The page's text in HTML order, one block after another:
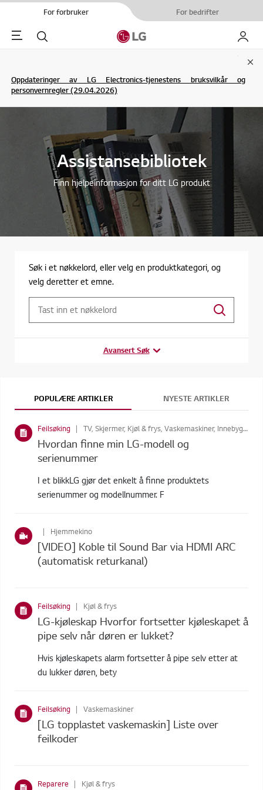
For forbruker For bedrifter
Menu Søk My LG
Oppdateringer av LG Electronics-tjenestens bruksvilkår og
personvernregler (29.04.2026)
Assistansebibliotek
Finn hjelpeinformasjon for ditt LG produkt
Søk i et nøkkelord, eller velg en produktkategori, og
velg deretter et emne.
Avansert Søk
POPULÆRE ARTIKLER NYESTE ARTIKLER
Feilsøking TV, Skjermer, Kjøl & frys, Vaskemaskiner, Innebygde produkter, Kjøle og varmepumper for ditt hjem, Hjemmekino, Støvsugere, Styler, Tørketromler, alle-skjermer, Lyd, TV-tilbehør, Video, Projektorer, Kommersielle skjermløsninger , Kombinert vask/tørk
Hvordan finne min LG-modell og
serienummer
I et blikkLG gjør det enkelt å finne produktets
serienummer og modellnummer. F
Hjemmekino
[VIDEO] Koble til Sound Bar via HDMI ARC
(automatisk returkanal)
Feilsøking Kjøl & frys
LG-kjøleskap Hvorfor fortsetter kjøleskapet å
pipe selv når døren er lukket?
Hvis kjøleskapets alarm fortsetter å pipe selv etter at
du lukker døren, bety
Feilsøking Vaskemaskiner
[LG topplastet vaskemaskin] Liste over
feilkoder
Reparere Kjøl & frys